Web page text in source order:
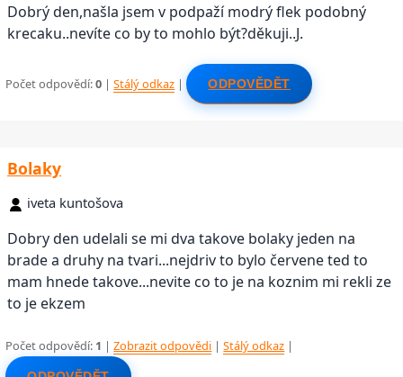
Dobrý den,našla jsem v podpaží modrý flek podobný
krecaku..nevíte co by to mohlo být?děkuji..J.
Počet odpovědí:0 |Stálý odkaz | ODPOVĚDĚT
Bolaky
iveta kuntošova
Dobry den udelali se mi dva takove bolaky jeden na
brade a druhy na tvari...nejdriv to bylo červene ted to
mam hnede takove...nevite co to je na koznim mi rekli ze
to je ekzem
Počet odpovědí: 1 |Zobrazit odpovědi |Stálý odkaz |